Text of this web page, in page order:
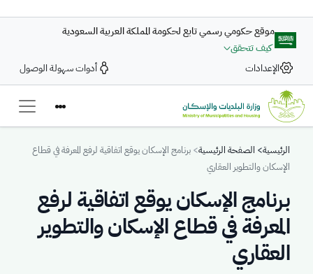
موقع حكومي رسمي تابع لحكومة المملكة العربية السعودية
كيف تتحقق
الإعدادات
أدوات سهولة الوصول
Breadcrumb
الرئيسية الصفحة الرئيسية برنامج الإسكان يوقع اتفاقية لرفع المعرفة في قطاع
الإسكان والتطوير العقاري
برنامج الإسكان يوقع اتفاقية لرفع
المعرفة في قطاع الإسكان والتطوير
العقاري